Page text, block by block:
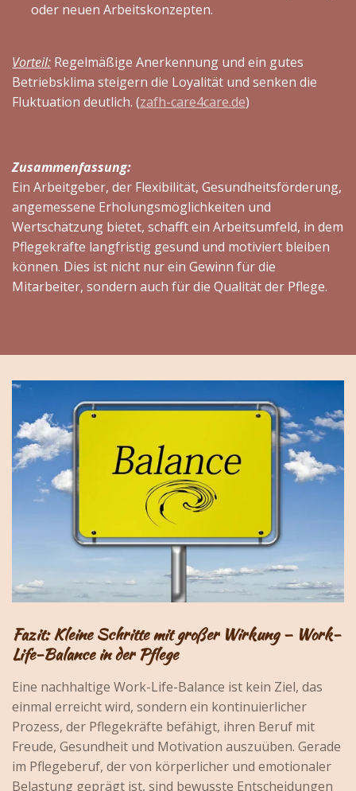
oder neuen Arbeitskonzepten.
Vorteil: Regelmäßige Anerkennung und ein gutes
Betriebsklima steigern die Loyalität und senken die
Fluktuation deutlich. (zafh-care4care.de)
Zusammenfassung:
Ein Arbeitgeber, der Flexibilität, Gesundheitsförderung,
angemessene Erholungsmöglichkeiten und
Wertschätzung bietet, schafft ein Arbeitsumfeld, in dem
Pflegekräfte langfristig gesund und motiviert bleiben
können. Dies ist nicht nur ein Gewinn für die
Mitarbeiter, sondern auch für die Qualität der Pflege.
Fazit: Kleine Schritte mit großer Wirkung – Work-
Life-Balance in der Pflege
Eine nachhaltige Work-Life-Balance ist kein Ziel, das
einmal erreicht wird, sondern ein kontinuierlicher
Prozess, der Pflegekräfte befähigt, ihren Beruf mit
Freude, Gesundheit und Motivation auszuüben. Gerade
im Pflegeberuf, der von körperlicher und emotionaler
Belastung geprägt ist, sind bewusste Entscheidungen